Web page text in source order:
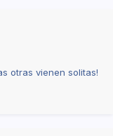
otras vienen solitas!